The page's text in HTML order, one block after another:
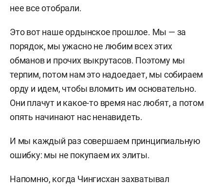
нее все отобрали.
Это вот наше ордынское прошлое. Мы — за
порядок, мы ужасно не любим всех этих
обманов и прочих выкрутасов. Поэтому мы
терпим, потом нам это надоедает, мы собираем
орду и идем, чтобы вломить им основательно.
Они плачут и какое-то время нас любят, а потом
опять начинают нас ненавидеть.
И мы каждый раз совершаем принципиальную
ошибку: мы не покупаем их элиты.
Напомню, когда Чингисхан захватывал